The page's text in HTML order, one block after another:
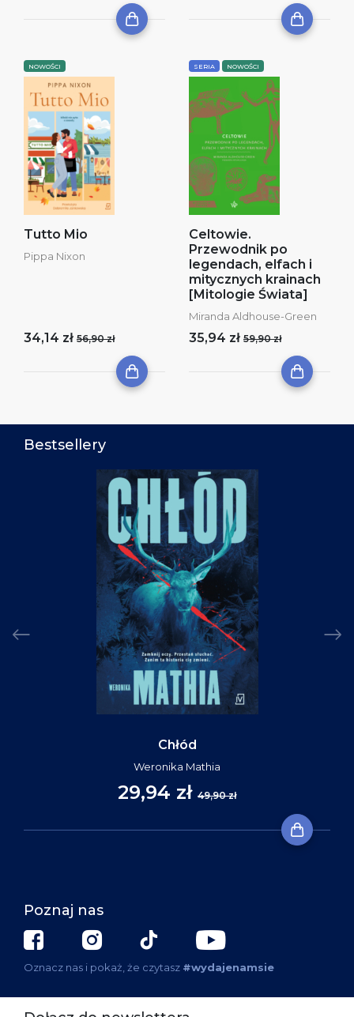
NOWOŚCI
Tutto Mio
Pippa Nixon
34,14 zł 56,90 zł
SERIA NOWOŚCI
Celtowie.
Przewodnik po
legendach, elfach i
mitycznych krainach
[Mitologie Świata]
Miranda Aldhouse-Green
35,94 zł 59,90 zł
Bestsellery
Chłód
Weronika Mathia
29,94 zł 49,90 zł
Poznaj nas
Oznacz nas i pokaż, że czytasz #wydajenamsie